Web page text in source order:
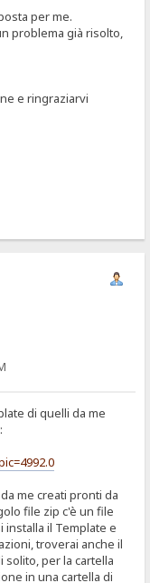
per me.
problema già risolto,
e ringraziarvi
di quelli da me
me creati pronti da
file zip c'è un file
il Template e
troverai anche il
solito, per la cartella
in una cartella di